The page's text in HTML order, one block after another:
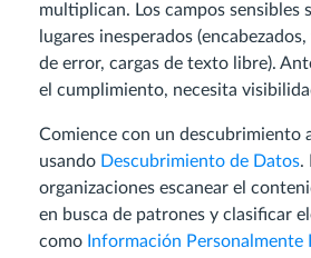
multiplican. Los campos sensibles
lugares inesperados
de error, cargas de texto libre).
el cumplimiento, necesita
Comience con un descubrimiento
usando Descubrimiento de Datos.
organizaciones escanear el
en busca de patrones y clasificar
como Información Personalmente